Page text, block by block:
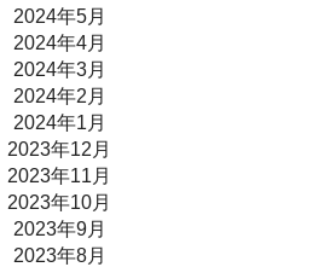
2024年5月
2024年4月
2024年3月
2024年2月
2024年1月
2023年12月
2023年11月
2023年10月
2023年9月
2023年8月